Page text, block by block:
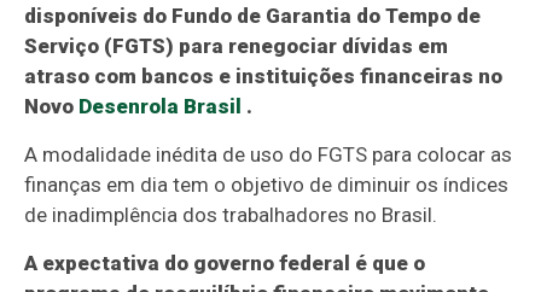
disponíveis do Fundo de Garantia do Tempo de
Serviço (FGTS) para renegociar dívidas em
atraso com bancos e instituições financeiras no
Novo Desenrola Brasil .
A modalidade inédita de uso do FGTS para colocar as
finanças em dia tem o objetivo de diminuir os índices
de inadimplência dos trabalhadores no Brasil.
A expectativa do governo federal é que o